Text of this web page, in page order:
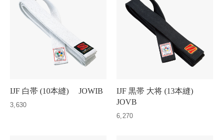
IJF 白帯 (10本縫) JOWIB
3,630
IJF 黒帯 大将 (13本縫)
JOVB
6,270